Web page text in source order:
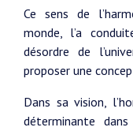
Ce sens de
monde, l’a
désordre de
proposer une
Dans sa vision,
déterminante